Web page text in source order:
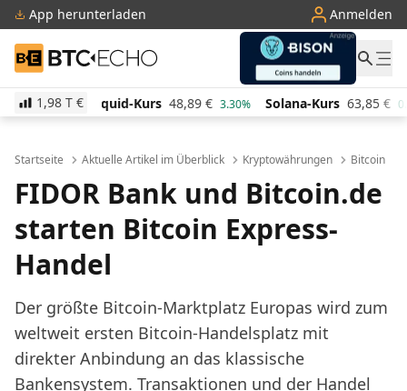
App herunterladen Anmelden
BTC-ECHO
1,98 T €
48,89 € 3.30% Solana-Kurs 63,85 0.50% TRON-Kurs
Startseite Aktuelle Artikel im Überblick Kryptowährungen Bitcoin
FIDOR Bank und Bitcoin.de
starten Bitcoin Express-
Handel
Der größte Bitcoin-Marktplatz Europas wird zum
weltweit ersten Bitcoin-Handelsplatz mit
direkter Anbindung an das klassische
Bankensystem. Transaktionen und der Handel